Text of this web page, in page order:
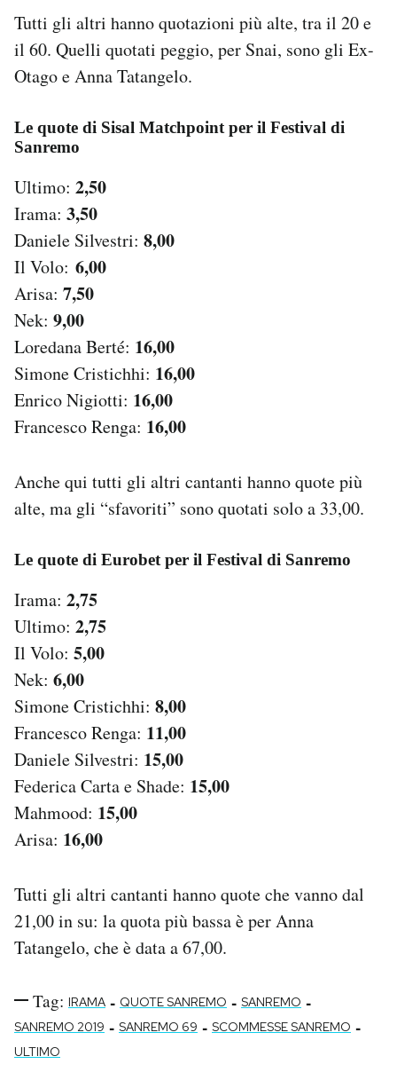
Tutti gli altri hanno quotazioni più alte, tra il 20 e
il 60. Quelli quotati peggio, per Snai, sono gli Ex-
Otago e Anna Tatangelo.
Le quote di Sisal Matchpoint per il Festival di
Sanremo
Ultimo: 2,50
Irama: 3,50
Daniele Silvestri: 8,00
Il Volo: 6,00
Arisa: 7,50
Nek: 9,00
Loredana Berté: 16,00
Simone Cristichhi: 16,00
Enrico Nigiotti: 16,00
Francesco Renga: 16,00
Anche qui tutti gli altri cantanti hanno quote più
alte, ma gli “sfavoriti” sono quotati solo a 33,00.
Le quote di Eurobet per il Festival di Sanremo
Irama: 2,75
Ultimo: 2,75
Il Volo: 5,00
Nek: 6,00
Simone Cristichhi: 8,00
Francesco Renga: 11,00
Daniele Silvestri: 15,00
Federica Carta e Shade: 15,00
Mahmood: 15,00
Arisa: 16,00
Tutti gli altri cantanti hanno quote che vanno dal
21,00 in su: la quota più bassa è per Anna
Tatangelo, che è data a 67,00.
Tag: IRAMA - QUOTE SANREMO - SANREMO -
SANREMO 2019 - SANREMO 69 - SCOMMESSE SANREMO -
ULTIMO